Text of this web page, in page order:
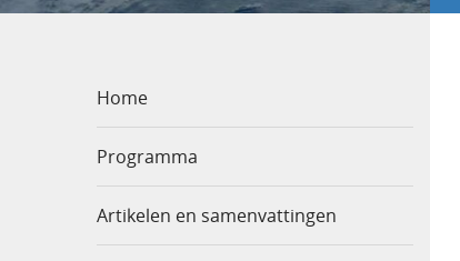
Home
Programma
Artikelen en samenvattingen